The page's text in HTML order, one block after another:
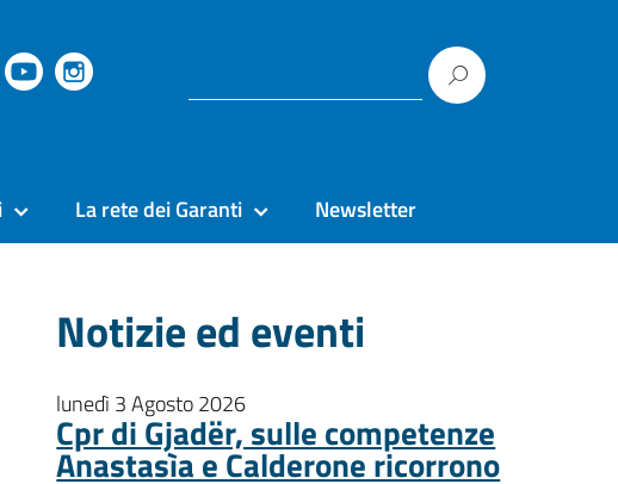
La rete dei Garanti Newsletter
Notizie ed eventi
lunedì 3 Agosto 2026
Cpr di Gjadër, sulle competenze
Anastasìa e Calderone ricorrono